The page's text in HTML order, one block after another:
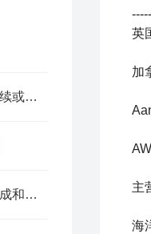
压力感应式波浪仪能够实现连续或间歇的波浪采样
一文解读双频侧扫声呐主要组成和工作的原理
英
加
主
海